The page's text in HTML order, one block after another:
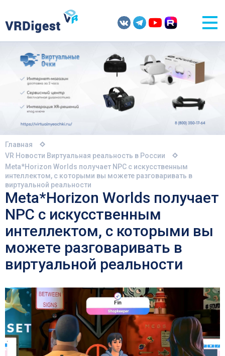
Главная
VR Новости Виртуальная реальность в России
Meta*Horizon Worlds получает NPC с искусственным
интеллектом, с которыми вы можете разговаривать в
виртуальной реальности
Meta*Horizon Worlds получает
NPC с искусственным
интеллектом, с которыми вы
можете разговаривать в
виртуальной реальности